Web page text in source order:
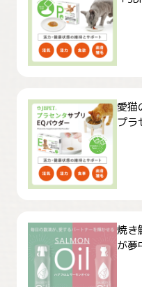
愛猫
プラ
焼き
が夢